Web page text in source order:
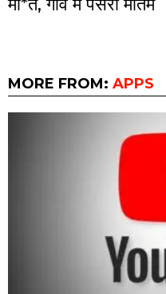
मौ*त, गांव में पसरा मातम
MORE FROM: APPS